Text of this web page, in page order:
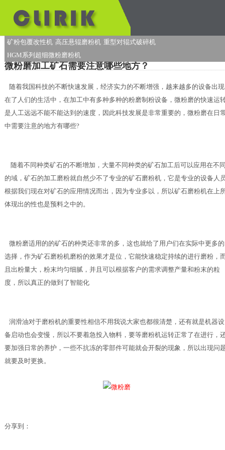
矿粉包覆改性机 高压悬辊磨粉机 重型对辊式破碎机
HGM系列超细微粉磨粉机
微粉磨加工矿石需要注意哪些地方？
随着我国科技的不断快速发展，经济实力的不断增强，越来越多的设备出现
在了人们的生活中，在加工中有多种多种的粉磨制粉设备，微粉磨的快速运
是人工远远不能不能达到的速度，因此科技发展是非常重要的，微粉磨在日
中需要注意的地方有哪些?
随着不同种类矿石的不断增加，大量不同种类的矿石加工后可以应用在不
的域，矿石的加工磨粉就自然少不了专业的矿石磨粉机，它是专业的设备人
根据我们现在对矿石的应用情况而出，因为专业多以，所以矿石磨粉机在上
体现出的性也是预料之中的。
微粉磨适用的的矿石的种类还非常的多，这也就给了用户们在实际中更多的
选择，作为矿石磨粉机磨粉的效果才是位，它能快速稳定持续的进行磨粉，
且出粉量大，粉末均匀细腻，并且可以根据客户的需求调整产量和粉末的粒
度，所以真正的做到了智能化
润滑油对于磨粉机的重要性相信不用我说大家也都很清楚，还有就是机器设
备启动也会变慢，所以不要着急投入物料，要等磨粉机运转正常了在进行，
要加强日常的养护，一些不抗冻的零部件可能就会开裂的现象，所以出现问
就要及时更换。
分享到：